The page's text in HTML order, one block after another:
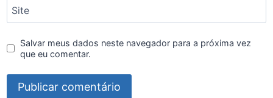
Site
Salvar meus dados neste navegador para a próxima vez
que eu comentar.